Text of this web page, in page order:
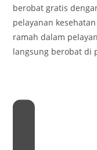
berobat gratis
pelayanan
ramah dalam
langsung berobat di